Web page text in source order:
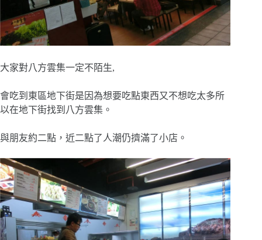
大家對八方雲集一定不陌生,
會吃到東區地下街是因為想要吃點東西又不想吃太多所
以在地下街找到八方雲集。
與朋友約二點，近二點了人潮仍擠滿了小店。